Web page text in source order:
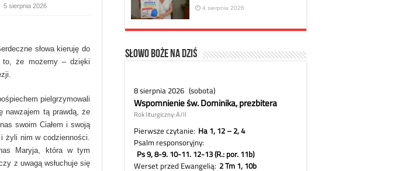
5 sierpnia 2026
słowa kieruję do
to, że możemy – dzięki
pielgrzymowali
nawzajem tą prawdą, że
swoim Ciałem i swoją
żyli nim w codzienności.
Maryja, która w tym
z uwagą wsłuchuje się
4 sierpnia 2026
Słowo Boże na dziś